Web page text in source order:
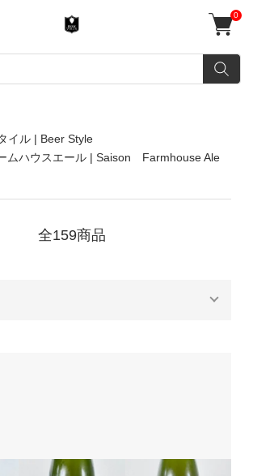
0
イル | Beer Style
ムハウスエール | Saison Farmhouse Ale
全159商品